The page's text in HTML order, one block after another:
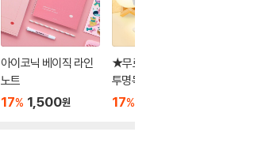
아이코닉 베이직 라인
노트
17% 1,500원
★무료배송★노르잇
투명독서대 높이조절 P
R01A
17%